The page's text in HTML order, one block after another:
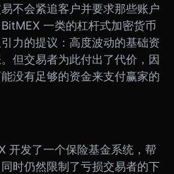
不会紧追客户并要求那些账户
一类的杠杆式加密货币
力的提议：高度波动的基础资
但交易者为此付出了代价，因
没有足够的资金来支付赢家的
开发了一个保险基金系统，帮
时仍然限制了亏损交易者的下